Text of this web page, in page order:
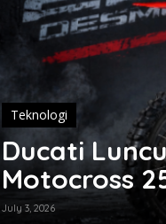
Teknologi
Ducati
Motocross
July 3, 2026